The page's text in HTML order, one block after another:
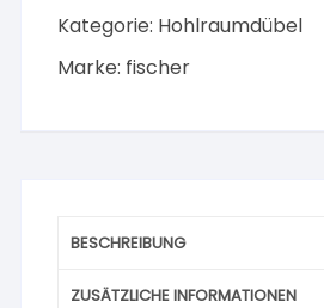
mm
Stück
Kategorie: Hohlraumdübel
Marke: fischer
BESCHREIBUNG
ZUSÄTZLICHE INFORMATIONEN